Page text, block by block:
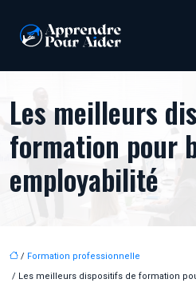
Les meilleurs
formation pour
employabilité
/ Formation professionnelle
/ Les meilleurs dispositifs de formation